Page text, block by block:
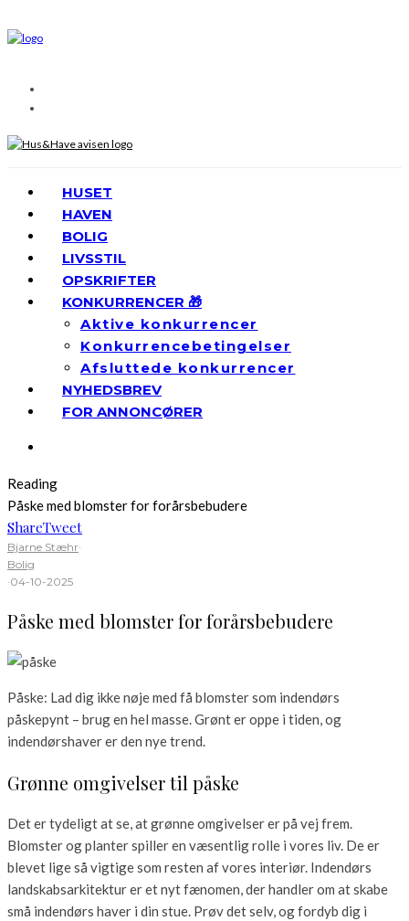
HUSET
HAVEN
BOLIG
LIVSSTIL
OPSKRIFTER
KONKURRENCER 🎁
Aktive konkurrencer
Konkurrencebetingelser
Afsluttede konkurrencer
NYHEDSBREV
FOR ANNONCØRER
Reading
Påske med blomster for forårsbebudere
ShareTweet
Bjarne Stæhr·
Bolig
·04-10-2025
Påske med blomster for forårsbebudere
Påske: Lad dig ikke nøje med få blomster som indendørs
påskepynt – brug en hel masse. Grønt er oppe i tiden, og
indendørshaver er den nye trend.
Grønne omgivelser til påske
Det er tydeligt at se, at grønne omgivelser er på vej frem.
Blomster og planter spiller en væsentlig rolle i vores liv. De er
blevet lige så vigtige som resten af vores interiør. Indendørs
landskabsarkitektur er et nyt fænomen, der handler om at skabe
små indendørs haver i din stue. Prøv det selv, og fordyb dig i